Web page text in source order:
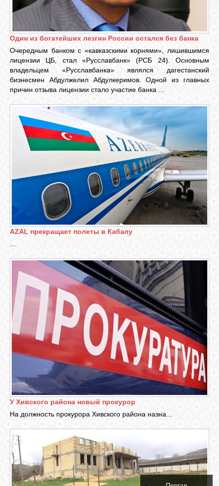
GOOGLE+
TWITTER
FACEBOOK
Один из богатейших лезгин России остался без банка
Очередным банком с «кавказскими корнями», лишившимся
лицензии ЦБ, стал «Русславбанк» (РСБ 24). Основным
владельцем «Русславбанка» являлся дагестанский
бизнесмен Абдулжелил Абдулкеримов. Одной из главных
причин отзыва лицензии стало участие банка ...
AZAL прекращает полеты в Кабалу
У Хивского района новый прокурор
На должность прокурора Хивского района назна...